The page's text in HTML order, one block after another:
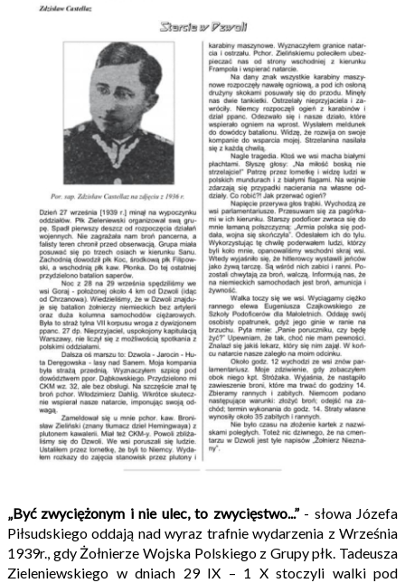
„Być zwyciężonym i nie ulec, to zwycięstwo...”- słowa Józefa
Piłsudskiego oddają nad wyraz trafnie wydarzenia z Września
1939r., gdy Żołnierze Wojska Polskiego z Grupy płk. Tadeusza
Zieleniewskiego w dniach 29 IX – 1 X stoczyli walki pod